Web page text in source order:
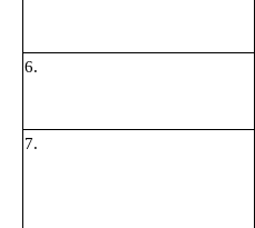
6.
7.